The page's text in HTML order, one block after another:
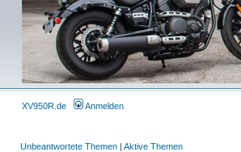
XV950R.de Anmelden
Unbeantwortete Themen | Aktive Themen